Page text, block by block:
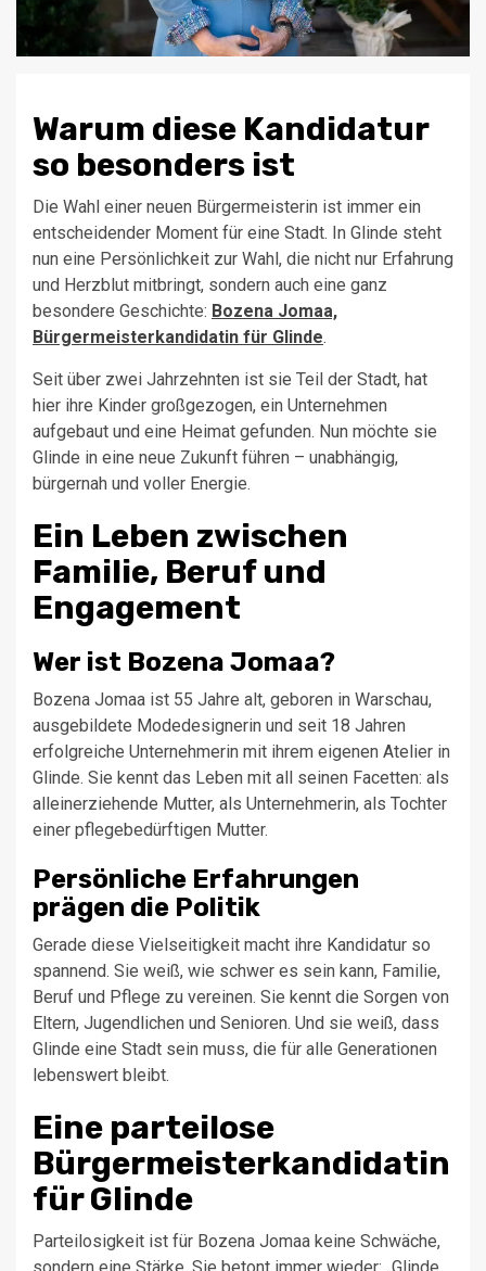
Warum diese Kandidatur
so besonders ist
Die Wahl einer neuen Bürgermeisterin ist immer ein
entscheidender Moment für eine Stadt. In Glinde steht
nun eine Persönlichkeit zur Wahl, die nicht nur Erfahrung
und Herzblut mitbringt, sondern auch eine ganz
besondere Geschichte: Bozena Jomaa,
Bürgermeisterkandidatin für Glinde.
Seit über zwei Jahrzehnten ist sie Teil der Stadt, hat
hier ihre Kinder großgezogen, ein Unternehmen
aufgebaut und eine Heimat gefunden. Nun möchte sie
Glinde in eine neue Zukunft führen – unabhängig,
bürgernah und voller Energie.
Ein Leben zwischen
Familie, Beruf und
Engagement
Wer ist Bozena Jomaa?
Bozena Jomaa ist 55 Jahre alt, geboren in Warschau,
ausgebildete Modedesignerin und seit 18 Jahren
erfolgreiche Unternehmerin mit ihrem eigenen Atelier in
Glinde. Sie kennt das Leben mit all seinen Facetten: als
alleinerziehende Mutter, als Unternehmerin, als Tochter
einer pflegebedürftigen Mutter.
Persönliche Erfahrungen
prägen die Politik
Gerade diese Vielseitigkeit macht ihre Kandidatur so
spannend. Sie weiß, wie schwer es sein kann, Familie,
Beruf und Pflege zu vereinen. Sie kennt die Sorgen von
Eltern, Jugendlichen und Senioren. Und sie weiß, dass
Glinde eine Stadt sein muss, die für alle Generationen
lebenswert bleibt.
Eine parteilose
Bürgermeisterkandidatin
für Glinde
Parteilosigkeit ist für Bozena Jomaa keine Schwäche,
sondern eine Stärke. Sie betont immer wieder: „Glinde